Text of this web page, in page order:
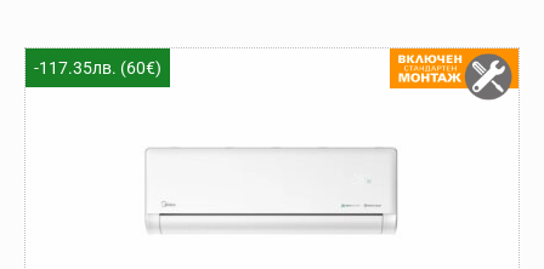
1584.22 лв..
-117.35лв. (60€)